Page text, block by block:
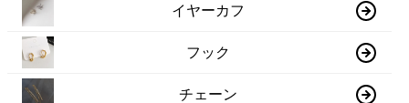
イヤーカフ
フック
チェーン